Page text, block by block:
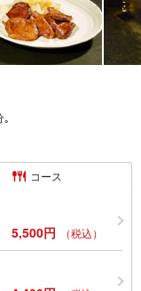
コース
5,500円 （税込）